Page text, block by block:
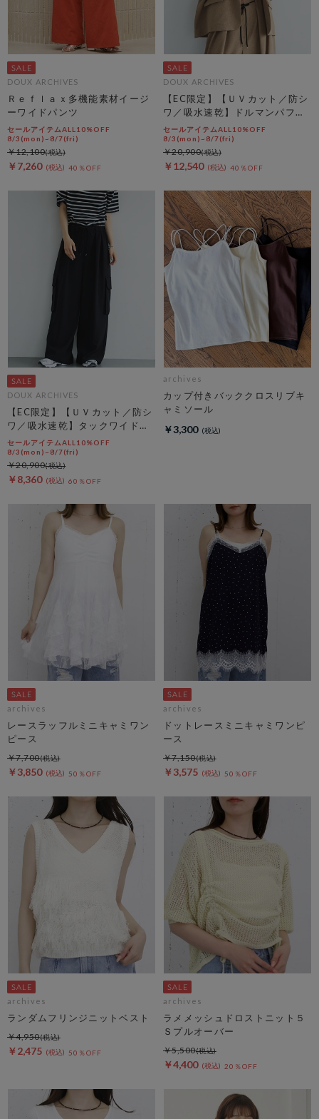
DOUX ARCHIVES
Ｒｅｆｌａｘ多機能素材イージ
ーワイドパンツ
セールアイテムALL10%OFF
8/3(mon)~8/7(fri)
￥7,260 40％OFF
￥12,100
DOUX ARCHIVES
【EC限定】【ＵＶカット／防シ
ワ／吸水速乾】ドルマンパフジ
ャケット
セールアイテムALL10%OFF
8/3(mon)~8/7(fri)
￥12,540 40％OFF
￥20,900
DOUX ARCHIVES
【EC限定】【ＵＶカット／防シ
ワ／吸水速乾】タックワイドカ
ーゴパンツ
セールアイテムALL10%OFF
8/3(mon)~8/7(fri)
￥8,360 60％OFF
￥20,900
archives
カップ付きバッククロスリブキ
ャミソール
￥3,300
archives
レースラッフルミニキャミワン
ピース
￥3,850 50％OFF
￥7,700
archives
ドットレースミニキャミワンピ
ース
￥3,575 50％OFF
￥7,150
archives
ランダムフリンジニットベスト
￥2,475 50％OFF
￥4,950
archives
ラメメッシュドロストニット５
Ｓプルオーバー
￥4,400 20％OFF
￥5,500